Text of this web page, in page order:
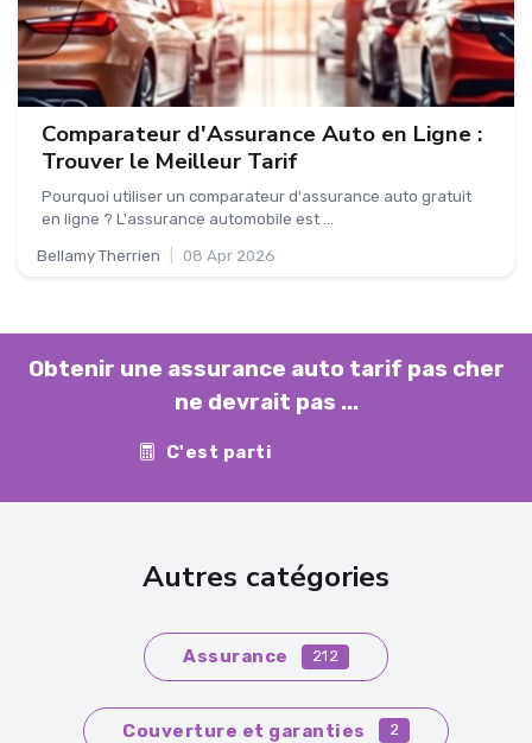
Comparateur d'Assurance Auto en Ligne :
Trouver le Meilleur Tarif
Pourquoi utiliser un comparateur d'assurance auto gratuit
en ligne ? L'assurance automobile est ...
Bellamy Therrien 08 Apr 2026
Obtenir une assurance auto tarif pas cher
ne devrait pas ...
C'est parti
Autres catégories
Assurance 212
Couverture et garanties 2